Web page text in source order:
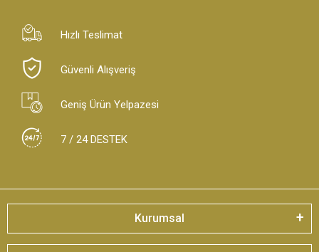
Hızlı Teslimat
Güvenli Alışveriş
Geniş Ürün Yelpazesi
7 / 24 DESTEK
Kurumsal